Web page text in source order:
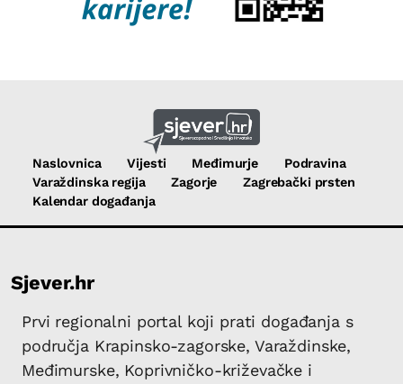
Naslovnica Vijesti Međimurje
Podravina
Varaždinska regija
Zagorje
Zagrebački prsten
Kalendar događanja
Sjever.hr
Prvi regionalni portal koji prati događanja s
područja Krapinsko-zagorske, Varaždinske,
Međimurske, Koprivničko-križevačke i